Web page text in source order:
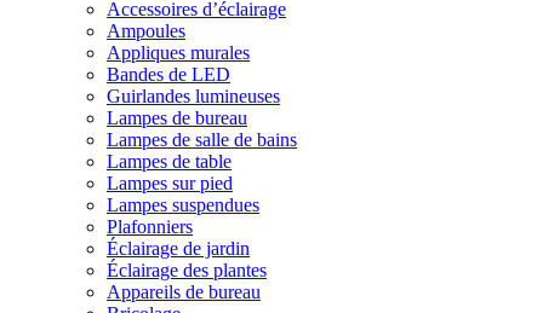
Accessoires d’éclairage
Ampoules
Appliques murales
Bandes de LED
Guirlandes lumineuses
Lampes de bureau
Lampes de salle de bains
Lampes de table
Lampes sur pied
Lampes suspendues
Plafonniers
Éclairage de jardin
Éclairage des plantes
Appareils de bureau